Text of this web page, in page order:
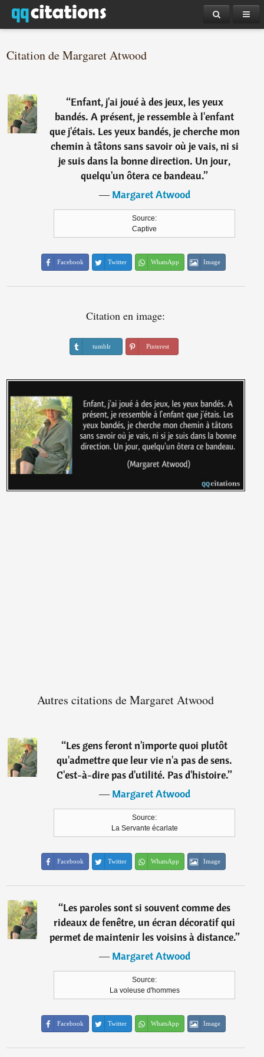
Citation de Margaret Atwood
“Enfant, j'ai joué à des jeux, les yeux
bandés. A présent, je ressemble à l'enfant
que j'étais. Les yeux bandés, je cherche mon
chemin à tâtons sans savoir où je vais, ni si
je suis dans la bonne direction. Un jour,
quelqu'un ôtera ce bandeau.”
―Margaret Atwood
Source:
Captive
Facebook Twitter WhatsApp Image
Citation en image:
tumblr Pinterest
Autres citations de Margaret Atwood
“Les gens feront n'importe quoi plutôt
qu'admettre que leur vie n'a pas de sens.
C'est-à-dire pas d'utilité. Pas d'histoire.”
―Margaret Atwood
Source:
La Servante écarlate
Facebook Twitter WhatsApp Image
“Les paroles sont si souvent comme des
rideaux de fenêtre, un écran décoratif qui
permet de maintenir les voisins à distance.”
―Margaret Atwood
Source:
La voleuse d'hommes
Facebook Twitter WhatsApp Image